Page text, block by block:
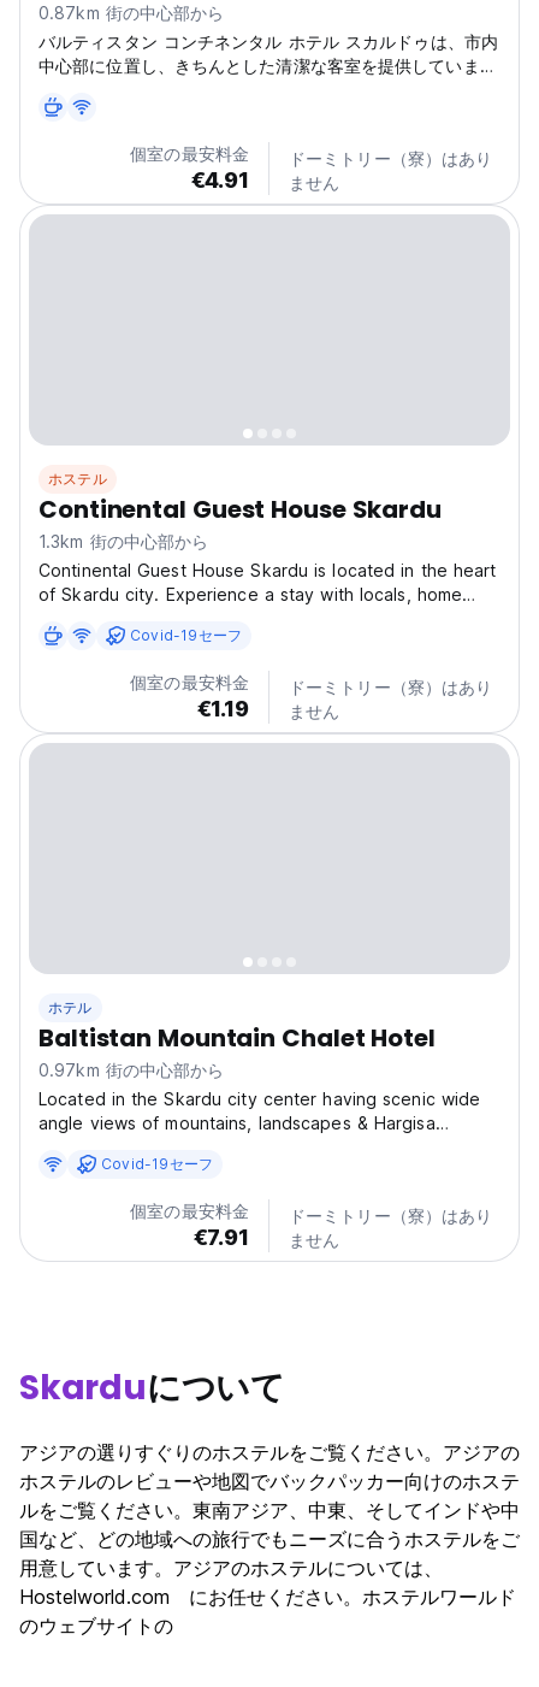
0.87km 街の中心部から
バルティスタン コンチネンタル ホテル スカルドゥは、市内
中心部に位置し、きちんとした清潔な客室を提供していま
個室の最安料金
€4.91
ドーミトリー（寮）はあり
ません
ホステル
Continental Guest House Skardu
1.3km 街の中心部から
Continental Guest House Skardu is located in the heart
of Skardu city. Experience a stay with locals, home
towels. Alamdar Chowk is the heart of Skardu, located
adjacent to Paramount School Skardu. Important
information:...
Covid-19セーフ
個室の最安料金
€1.19
ドーミトリー（寮）はあり
ません
ホテル
Baltistan Mountain Chalet Hotel
0.97km 街の中心部から
Located in the Skardu city center having scenic wide
angle views of mountains, landscapes & Hargisa
Quadruple or twin rooms. -Facilities of LED TV & Wi-Fi.
-Attached baths with hot and cold water facility. -
Hospitable...
Covid-19セーフ
個室の最安料金
€7.91
ドーミトリー（寮）はあり
ません
Skarduについて
アジアの選りすぐりのホステルをご覧ください。アジアの
ホステルのレビューや地図でバックパッカー向けのホステ
ルをご覧ください。東南アジア、中東、そしてインドや中
国など、どの地域への旅行でもニーズに合うホステルをご
用意しています。アジアのホステルについては、
Hostelworld.com にお任せください。ホステルワールド
のウェブサイトの